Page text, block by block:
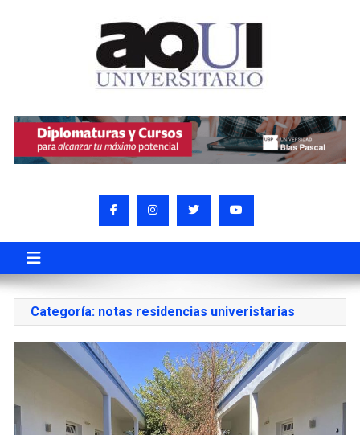
Categoría: notas residencias univeristarias